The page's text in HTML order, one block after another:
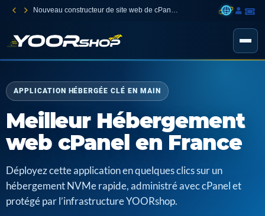
Nouveau constructeur de site web de cPanel Jetsite Builder
APPLICATION HÉBERGÉE CLÉ EN MAIN
Meilleur Hébergement
web cPanel en France
Déployez cette application en quelques clics sur un
hébergement NVMe rapide, administré avec cPanel et
protégé par l’infrastructure YOORshop.